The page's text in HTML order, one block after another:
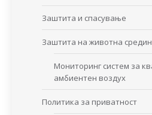
Заштита и спасување
Заштита на животна
Мониторинг систем за
амбиентен воздух
Политика за приватност